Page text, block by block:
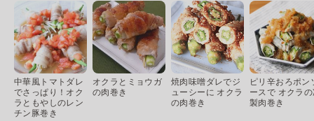
中華風トマトダレ
でさっぱり！オク
ラともやしのレン
チン豚巻き
オクラとミョウガ
の肉巻き
焼肉味噌ダレでジ
ューシーに オクラ
の肉巻き
ピリ辛おろポン
ースで オクラ
製肉巻き